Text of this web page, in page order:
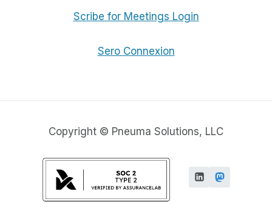
Scribe for Meetings Login
Sero Connexion
Copyright © Pneuma Solutions, LLC